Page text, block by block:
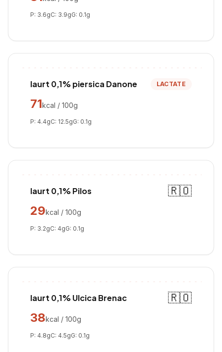
P: 3.6gC: 3.9gG: 0.1g
Iaurt 0,1% piersica Danone LACTATE
71kcal / 100g
P: 4.4gC: 12.5gG: 0.1g
Iaurt 0,1% Pilos
🇷🇴
29kcal / 100g
P: 3.2gC: 4gG: 0.1g
Iaurt 0,1% Ulcica Brenac
🇷🇴
38kcal / 100g
P: 4.8gC: 4.5gG: 0.1g